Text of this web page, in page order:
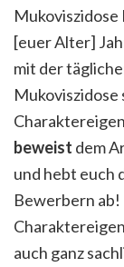
[euer Alter]
mit der
beweist dem
und hebt euch
Bewerbern
auch ganz